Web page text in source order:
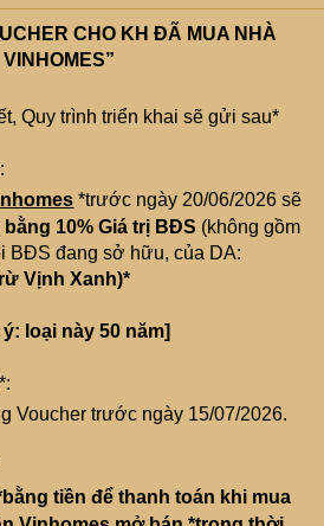
CHO KH ĐÃ MUA NHÀ
VINHOMES”
Quy trình triển khai sẽ gửi sau*
*trước ngày 20/06/2026 sẽ
10% Giá trị BĐS (không gồm
BĐS đang sở hữu, của DA:
Vịnh Xanh)*
loại này 50 năm]
Voucher trước ngày 15/07/2026.
tiền để thanh toán khi mua